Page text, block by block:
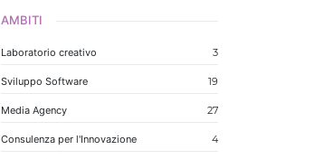
AMBITI
Laboratorio creativo 3
Sviluppo Software 19
Media Agency 27
Consulenza per l'Innovazione 4